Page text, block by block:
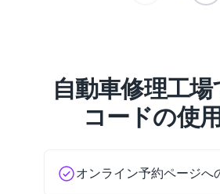
自動車修理工
コードの使
オンライン予約ページへ